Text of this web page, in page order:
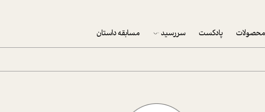
محصولات پادکست سررسید
پکيج نوروزي موفقيت
مسابقه داستان